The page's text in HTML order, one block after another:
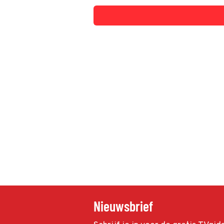
Nieuwsbrief